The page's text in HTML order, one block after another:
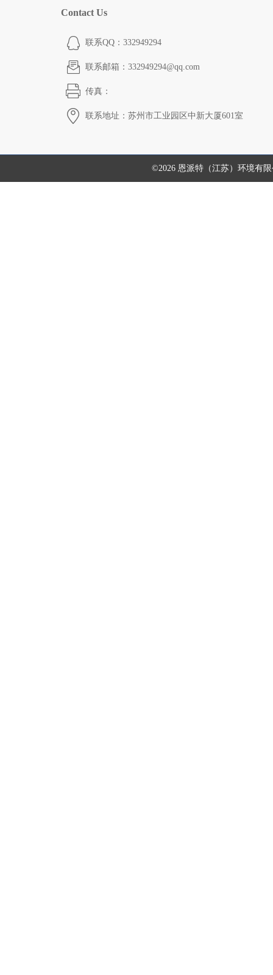
Contact Us
联系QQ：332949294
联系邮箱：332949294@qq.com
传真：
联系地址：苏州市工业园区中新大厦601室
©2026 恩派特（江苏）环境有